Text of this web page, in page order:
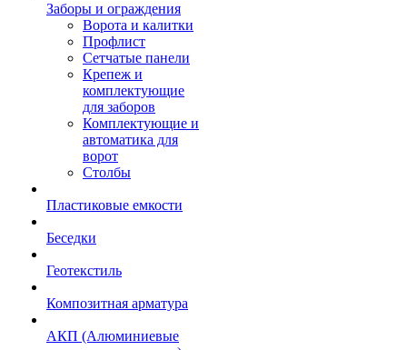
Заборы и ограждения
Ворота и калитки
Профлист
Сетчатые панели
Крепеж и
комплектующие
для заборов
Комплектующие и
автоматика для
ворот
Столбы
Пластиковые емкости
Беседки
Геотекстиль
Композитная арматура
АКП (Алюминиевые